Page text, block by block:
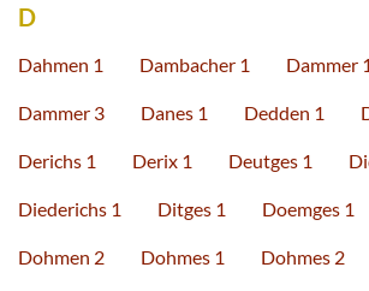
D
Dahmen 1 Dambacher 1 Dammer 1
Dammer 3 Danes 1 Dedden 1
Derichs 1 Derix 1 Deutges 1
Diederichs 1 Ditges 1 Doemges 1
Dohmen 2 Dohmes 1 Dohmes 2